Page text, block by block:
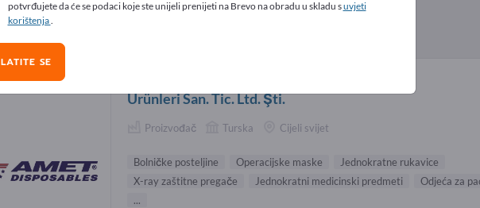
posteljine Dobavljači (1)
Ürünleri San. Tic. Ltd. Şti.
Proizvođač Turska Cijeli svijet
Bolničke posteljine Operacijske maske
Jednokratne rukavice
X-ray zaštitne pregače
Jednokratni medicinski predmeti
Odjeća za
...
potvrđujete da će se podaci koje ste unijeli prenijeti na Brevo na obradu u skladu suvjeti
korištenja.
SE